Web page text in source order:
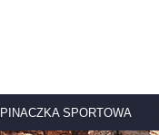
SPORTOWA